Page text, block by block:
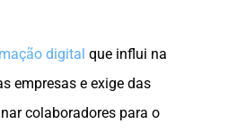
digital que influi na
empresas e exige das
colaboradores para o